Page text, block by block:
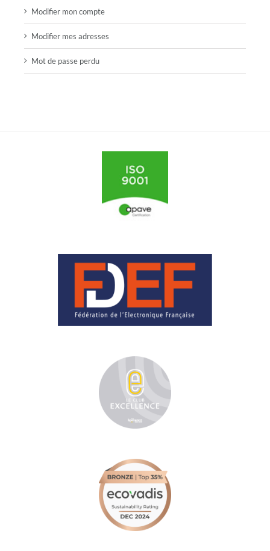
Modifier mon compte
Modifier mes adresses
Mot de passe perdu